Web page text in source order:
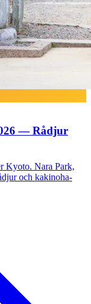
— Rådjur
Kyoto. Nara Park,
och kakinoha-